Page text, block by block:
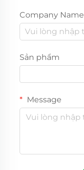
Company Name
Sản phẩm
Message